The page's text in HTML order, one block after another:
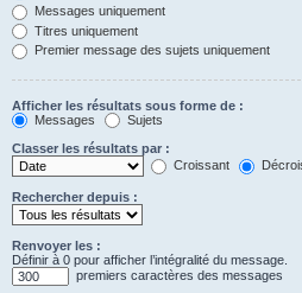
Messages uniquement
Titres uniquement
Premier message des sujets uniquement
Afficher les résultats sous forme de :
Messages
Sujets
Classer les résultats par :
Croissant
Rechercher depuis :
Renvoyer les :
Définir à 0 pour afficher l’intégralité du message.
premiers caractères des messages